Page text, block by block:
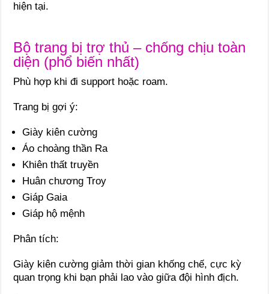
hiện tại.
Bộ trang bị trợ thủ – chống chịu toàn
diện (phổ biến nhất)
Phù hợp khi đi support hoặc roam.
Trang bị gợi ý:
Giày kiên cường
Áo choàng thần Ra
Khiên thất truyền
Huân chương Troy
Giáp Gaia
Giáp hộ mệnh
Phân tích:
Giày kiên cường giảm thời gian khống chế, cực kỳ
quan trọng khi bạn phải lao vào giữa đội hình địch.